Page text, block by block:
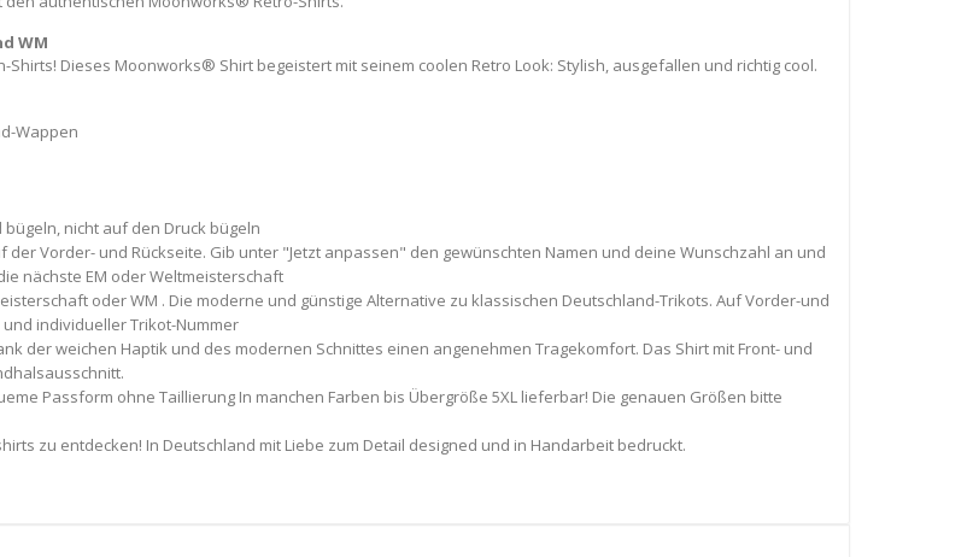
WM
Dieses Moonworks® Shirt begeistert mit seinem coolen Retro Look: Stylish, ausgefallen und richtig cool.
Wappen
nicht auf den Druck bügeln
Vorder- und Rückseite. Gib unter "Jetzt anpassen" den gewünschten Namen und deine Wunschzahl an und
nächste EM oder Weltmeisterschaft
oder WM . Die moderne und günstige Alternative zu klassischen Deutschland-Trikots. Auf Vorder-und
individueller Trikot-Nummer
der weichen Haptik und des modernen Schnittes einen angenehmen Tragekomfort. Das Shirt mit Front- und
Passform ohne Taillierung In manchen Farben bis Übergröße 5XL lieferbar! Die genauen Größen bitte
zu entdecken! In Deutschland mit Liebe zum Detail designed und in Handarbeit bedruckt.